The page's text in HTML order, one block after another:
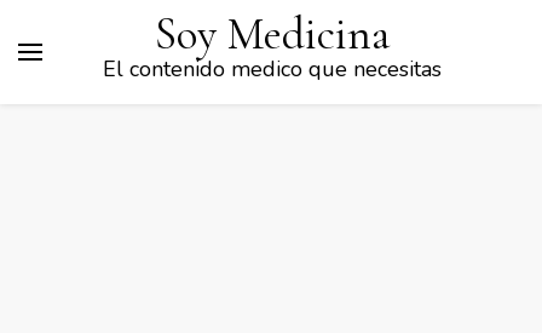
Soy Medicina
El contenido medico que necesitas